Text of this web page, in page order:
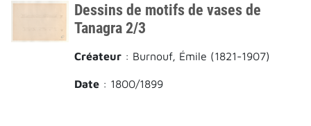
Dessins de motifs de vases de
Tanagra 2/3
Créateur : Burnouf, Émile (1821-1907)
Date : 1800/1899